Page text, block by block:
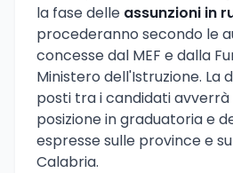
la fase delle assunzioni in
procederanno secondo le
concesse dal MEF e dalla
Ministero dell'Istruzione. La
posti tra i candidati avverrà
posizione in graduatoria e
espresse sulle province e
Calabria.